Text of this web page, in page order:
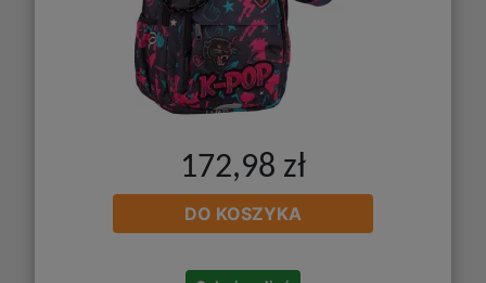
172,98 zł
DO KOSZYKA